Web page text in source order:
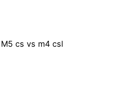
cs vs m4 csl